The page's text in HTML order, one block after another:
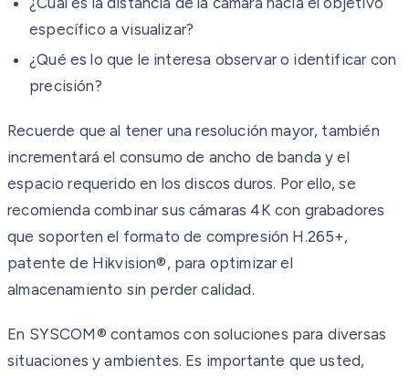
específico a visualizar?
¿Qué es lo que le interesa observar o identificar con
precisión?
Recuerde que al tener una resolución mayor, también
incrementará el consumo de ancho de banda y el
espacio requerido en los discos duros. Por ello, se
recomienda combinar sus cámaras 4K con grabadores
que soporten el formato de compresión H.265+,
patente de Hikvision®, para optimizar el
almacenamiento sin perder calidad.
En SYSCOM® contamos con soluciones para diversas
situaciones y ambientes. Es importante que usted,